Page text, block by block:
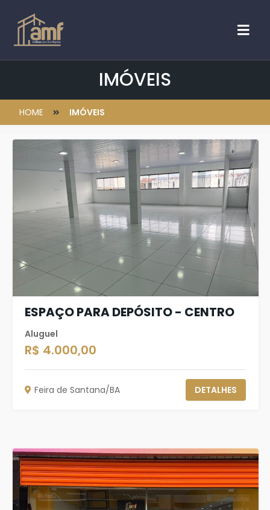
IMÓVEIS
HOME IMÓVEIS
ESPAÇO PARA DEPÓSITO - CENTRO
Aluguel
R$ 4.000,00
Feira de Santana/BA DETALHES